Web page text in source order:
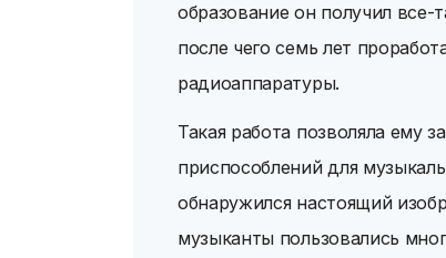
образование он получил все-
после чего семь лет
радиоаппаратуры.
Такая работа позволяла ему
приспособлений для
обнаружился настоящий
музыканты пользовались